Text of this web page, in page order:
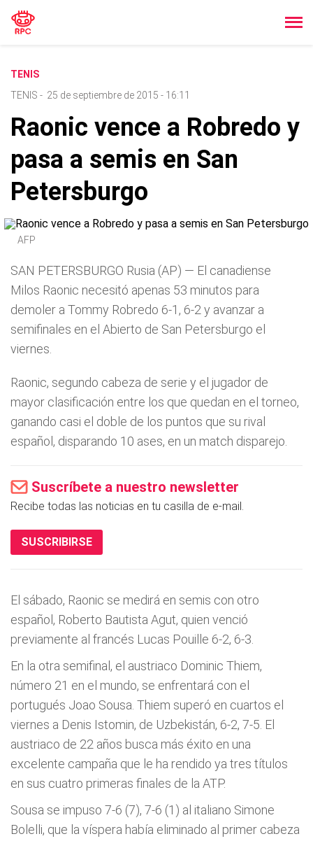
TENIS
TENIS - 25 de septiembre de 2015 - 16:11
Raonic vence a Robredo y
pasa a semis en San
Petersburgo
AFP
SAN PETERSBURGO Rusia (AP) — El canadiense
Milos Raonic necesitó apenas 53 minutos para
demoler a Tommy Robredo 6-1, 6-2 y avanzar a
semifinales en el Abierto de San Petersburgo el
viernes.
Raonic, segundo cabeza de serie y el jugador de
mayor clasificación entre los que quedan en el torneo,
ganando casi el doble de los puntos que su rival
español, disparando 10 ases, en un match disparejo.
Suscríbete a nuestro newsletter
Recibe todas las noticias en tu casilla de e-mail.
SUSCRIBIRSE
El sábado, Raonic se medirá en semis con otro
español, Roberto Bautista Agut, quien venció
previamente al francés Lucas Pouille 6-2, 6-3.
En la otra semifinal, el austriaco Dominic Thiem,
número 21 en el mundo, se enfrentará con el
portugués Joao Sousa. Thiem superó en cuartos el
viernes a Denis Istomin, de Uzbekistán, 6-2, 7-5. El
austriaco de 22 años busca más éxito en una
excelente campaña que le ha rendido ya tres títulos
en sus cuatro primeras finales de la ATP.
Sousa se impuso 7-6 (7), 7-6 (1) al italiano Simone
Bolelli, que la víspera había eliminado al primer cabeza